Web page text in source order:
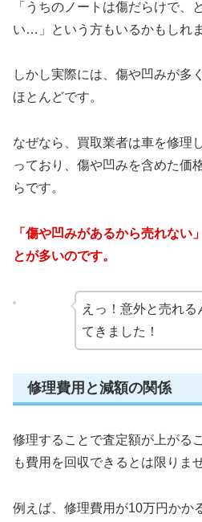
「うちのノートは傷だらけで、
い…」という方もいるかもしれま
しかし実際には、傷や凹みが多
ほとんどです。
なぜなら、買取業者は車を修理
っており、傷や凹みを含めた価
らです。
「傷や凹みがあるから売れない
とが多いのです。
えっ！意外と売れ
てきました！
修理費用と減額の関係
修理することで査定額が上がる
も費用を回収できるとは限りま
例えば、修理費用が10万円かか